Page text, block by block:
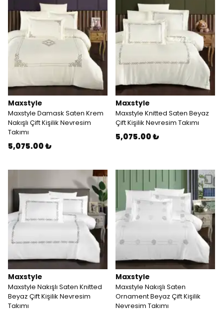
Maxstyle
Maxstyle Damask Saten Krem
Nakışlı Çift Kişilik Nevresim
Takımı
5,075.00 ₺
Maxstyle
Maxstyle Knitted Saten Beyaz
Çift Kişilik Nevresim Takımı
5,075.00 ₺
Maxstyle
Maxstyle Nakışlı Saten Knitted
Beyaz Çift Kişilik Nevresim
Takımı
Maxstyle
Maxstyle Nakışlı Saten
Ornament Beyaz Çift Kişilik
Nevresim Takımı